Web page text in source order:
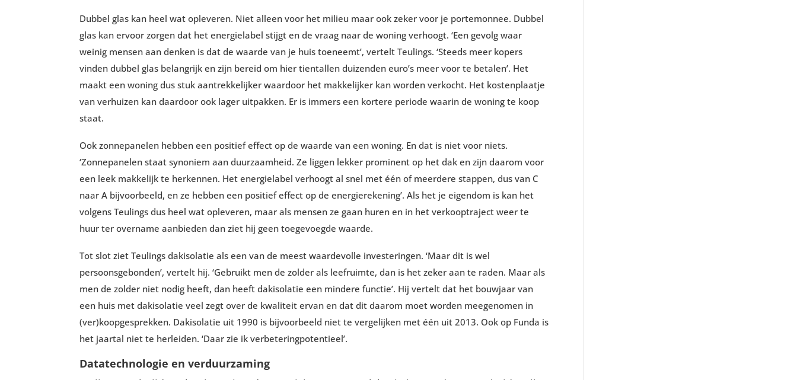
Dubbel glas kan heel wat opleveren. Niet alleen voor het milieu maar ook zeker voor je portemonnee. Dubbel
glas kan ervoor zorgen dat het energielabel stijgt en de vraag naar de woning verhoogt. ‘Een gevolg waar
weinig mensen aan denken is dat de waarde van je huis toeneemt’, vertelt Teulings. ‘Steeds meer kopers
vinden dubbel glas belangrijk en zijn bereid om hier tientallen duizenden euro’s meer voor te betalen’. Het
maakt een woning dus stuk aantrekkelijker waardoor het makkelijker kan worden verkocht. Het kostenplaatje
van verhuizen kan daardoor ook lager uitpakken. Er is immers een kortere periode waarin de woning te koop
staat.
Ook zonnepanelen hebben een positief effect op de waarde van een woning. En dat is niet voor niets.
‘Zonnepanelen staat synoniem aan duurzaamheid. Ze liggen lekker prominent op het dak en zijn daarom voor
een leek makkelijk te herkennen. Het energielabel verhoogt al snel met één of meerdere stappen, dus van C
naar A bijvoorbeeld, en ze hebben een positief effect op de energierekening’. Als het je eigendom is kan het
volgens Teulings dus heel wat opleveren, maar als mensen ze gaan huren en in het verkooptraject weer te
huur ter overname aanbieden dan ziet hij geen toegevoegde waarde.
Tot slot ziet Teulings dakisolatie als een van de meest waardevolle investeringen. ‘Maar dit is wel
persoonsgebonden’, vertelt hij. ‘Gebruikt men de zolder als leefruimte, dan is het zeker aan te raden. Maar als
men de zolder niet nodig heeft, dan heeft dakisolatie een mindere functie’. Hij vertelt dat het bouwjaar van
een huis met dakisolatie veel zegt over de kwaliteit ervan en dat dit daarom moet worden meegenomen in
(ver)koopgesprekken. Dakisolatie uit 1990 is bijvoorbeeld niet te vergelijken met één uit 2013. Ook op Funda is
het jaartal niet te herleiden. ‘Daar zie ik verbeteringpotentieel’.
Datatechnologie en verduurzaming